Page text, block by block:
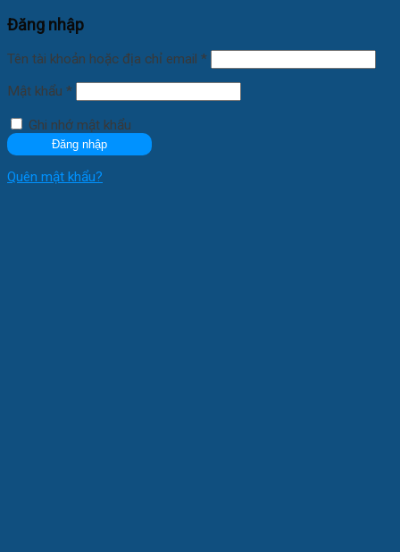
Đăng nhập
Tên tài khoản hoặc địa chỉ email *
Mật khẩu *
Ghi nhớ mật khẩu
Đăng nhập
Quên mật khẩu?